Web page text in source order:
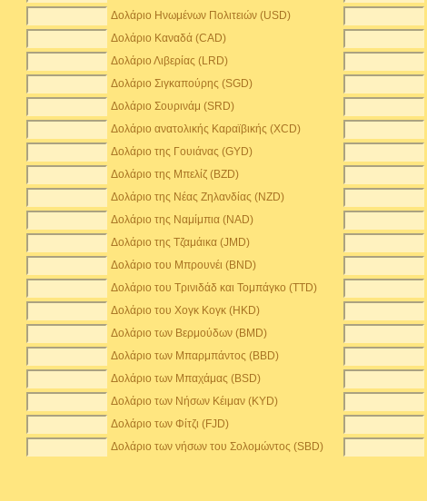
Δολάριο Ηνωμένων Πολιτειών (USD)
Δολάριο Καναδά (CAD)
Δολάριο Λιβερίας (LRD)
Δολάριο Σιγκαπούρης (SGD)
Δολάριο Σουρινάμ (SRD)
Δολάριο ανατολικής Καραϊβικής (XCD)
Δολάριο της Γουιάνας (GYD)
Δολάριο της Μπελίζ (BZD)
Δολάριο της Νέας Ζηλανδίας (NZD)
Δολάριο της Ναμίμπια (NAD)
Δολάριο της Τζαμάικα (JMD)
Δολάριο του Μπρουνέι (BND)
Δολάριο του Τρινιδάδ και Τομπάγκο (TTD)
Δολάριο του Χογκ Κογκ (HKD)
Δολάριο των Βερμούδων (BMD)
Δολάριο των Μπαρμπάντος (BBD)
Δολάριο των Μπαχάμας (BSD)
Δολάριο των Νήσων Κέιμαν (KYD)
Δολάριο των Φίτζι (FJD)
Δολάριο των νήσων του Σολομώντος (SBD)